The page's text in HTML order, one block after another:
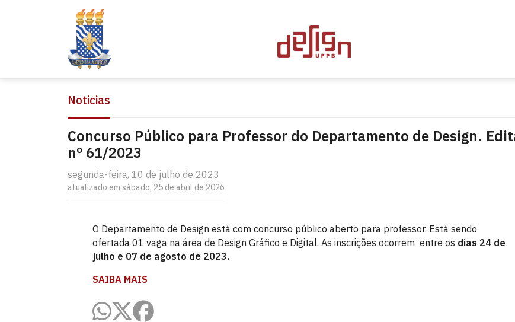
Noticias
Concurso Público para Professor do Departamento de Design.
nº 61/2023
segunda-feira, 10 de julho de 2023
atualizado em sábado, 25 de abril de 2026
O Departamento de Design está com concurso público aberto para professor. Está sendo
ofertada 01 vaga na área de Design Gráfico e Digital. As inscrições ocorrem entre os dias 24 de
julho e 07 de agosto de 2023.
SAIBA MAIS